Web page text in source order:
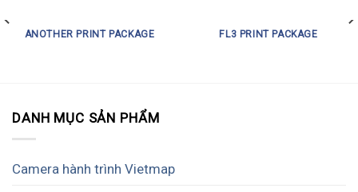
ANOTHER PRINT PACKAGE FL3 PRINT PACKAGE
DANH MỤC SẢN PHẨM
Camera hành trình Vietmap